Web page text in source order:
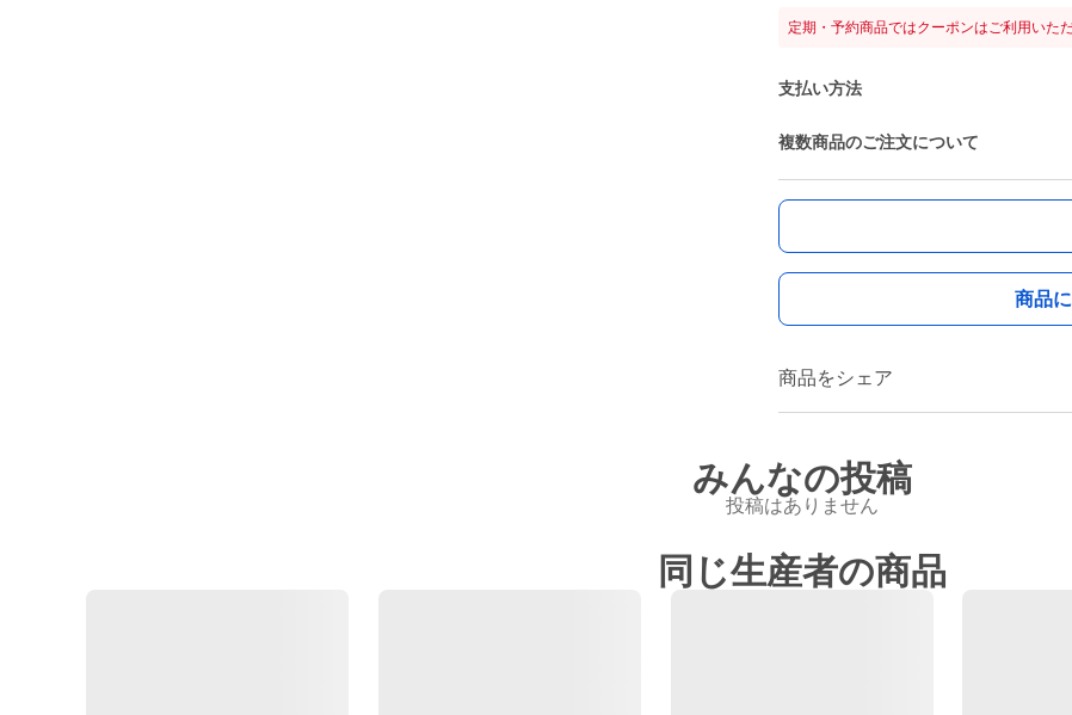
定期・予約商品ではクーポンはご利用いた
支払い方法
複数商品のご注文について
商品
商品をシェア
みんなの投稿
投稿はありません
同じ生産者の商品